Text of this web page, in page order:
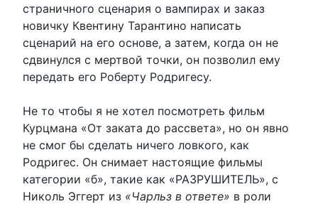
страничного сценария о вампирах и заказ
новичку Квентину Тарантино написать
сценарий на его основе, а затем, когда он не
сдвинулся с мертвой точки, он позволил ему
передать его Роберту Родригесу.
Не то чтобы я не хотел посмотреть фильм
Курцмана «От заката до рассвета», но он явно
не смог бы сделать ничего ловкого, как
Родригес. Он снимает настоящие фильмы
категории «б», такие как «РАЗРУШИТЕЛЬ», с
Николь Эггерт из «Чарльз в ответе» в роли